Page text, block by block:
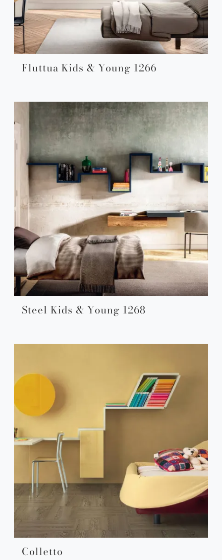
Fluttua Kids & Young 1266
Steel Kids & Young 1268
Colletto